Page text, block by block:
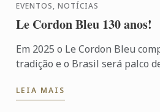
EVENTOS, NOTÍCIAS
Le Cordon Bleu 130 anos!
Em 2025 o Le Cordon Bleu
tradição e o Brasil será palco
LEIA MAIS